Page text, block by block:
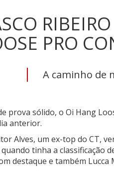
PRO
A caminho de
prova sólido, o Oi Hang
anterior.
Alves, um ex-top do CT,
tinha a classificação
destaque e também Lucca